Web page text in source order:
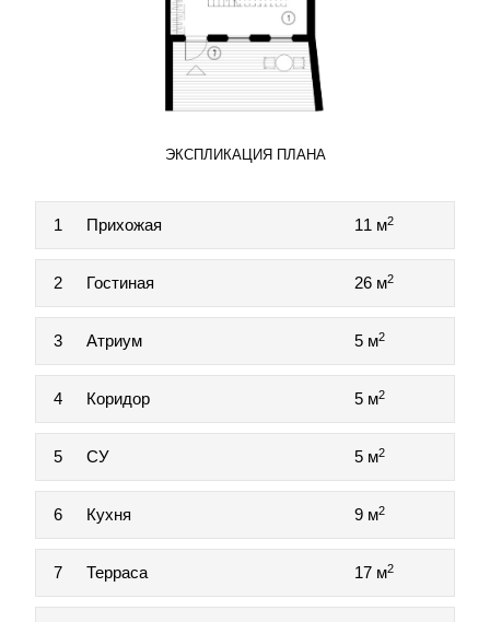
ЭКСПЛИКАЦИЯ ПЛАНА
1 Прихожая 11 м2
2 Гостиная 26 м2
3 Атриум 5 м2
4 Коридор 5 м2
5 СУ 5 м2
6 Кухня 9 м2
7 Терраса 17 м2